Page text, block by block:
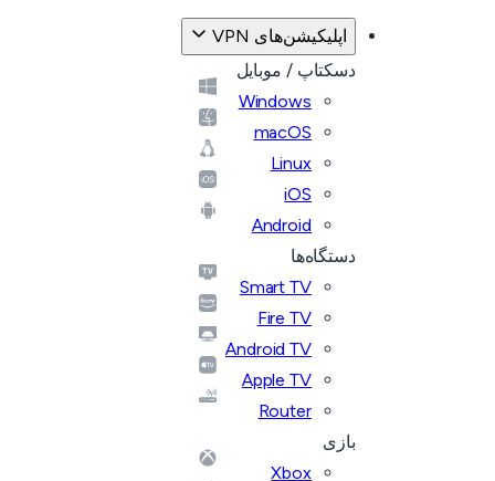
اپلیکیشن‌های VPN
دسکتاپ / موبایل
Windows
macOS
Linux
iOS
Android
دستگاه‌ها
Smart TV
Fire TV
Android TV
Apple TV
Router
بازی
Xbox